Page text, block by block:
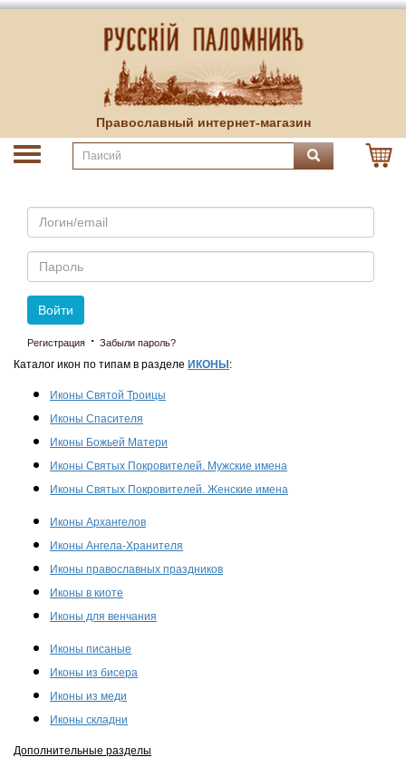
Православный интернет-магазин
Email
Пароль
Войти
Регистрация · Забыли пароль?
Каталог икон по типам в разделе ИКОНЫ :
Иконы Святой Троицы
Иконы Спасителя
Иконы Божьей Матери
Иконы Святых Покровителей. Мужские имена
Иконы Святых Покровителей. Женские имена
Иконы Архангелов
Иконы Ангела-Хранителя
Иконы православных праздников
Иконы в киоте
Иконы для венчания
Иконы писаные
Иконы из бисера
Иконы из меди
Иконы складни
Дополнительные разделы